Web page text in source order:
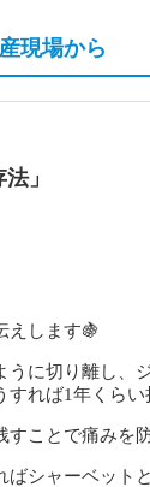
現場から
」
えします🍇
に切り離し、
れば1年くらい
ことで痛みを
ばシャーベット